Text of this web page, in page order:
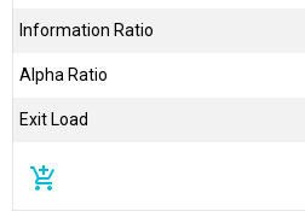
Information Ratio
Alpha Ratio
Exit Load
add_shopping_cart